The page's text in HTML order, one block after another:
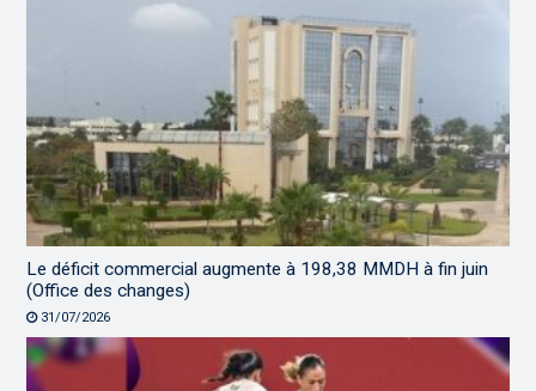
Le déficit commercial augmente à 198,38 MMDH à fin juin
(Office des changes)
31/07/2026